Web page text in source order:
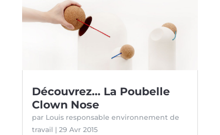
Découvrez… La Poubelle
Clown Nose
par Louis responsable environnement de
travail | 29 Avr 2015